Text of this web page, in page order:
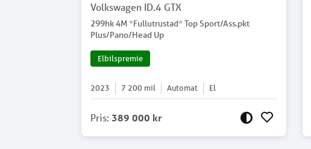
Volkswagen ID.4 GTX
299hk 4M *Fullutrustad* Top Sport/Ass.pkt
Plus/Pano/Head Up
Elbilspremie
2023 7 200 mil Automat El
Pris:389 000 kr